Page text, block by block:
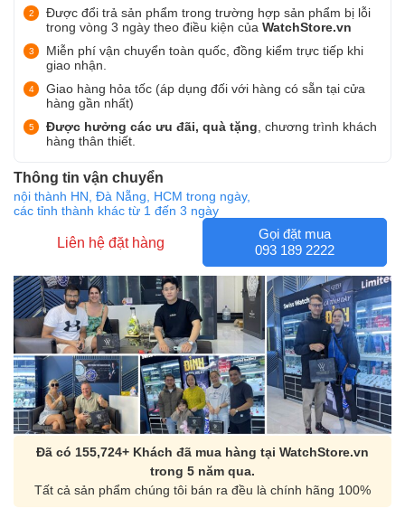
Được đổi trả sản phẩm trong trường hợp sản phẩm bị lỗi
trong vòng 3 ngày theo điều kiện của WatchStore.vn
Miễn phí vận chuyển toàn quốc, đồng kiểm trực tiếp khi
giao nhận.
Giao hàng hỏa tốc (áp dụng đối với hàng có sẵn tại cửa
hàng gần nhất)
Được hưởng các ưu đãi, quà tặng , chương trình khách
hàng thân thiết.
Thông tin vận chuyển
nội thành HN, Đà Nẵng, HCM trong ngày,
các tỉnh thành khác từ 1 đến 3 ngày
Liên hệ đặt hàng
Gọi đặt mua
093 189 2222
Đã có 155,724+ Khách đã mua hàng tại WatchStore.vn
trong 5 năm qua.
Tất cả sản phẩm chúng tôi bán ra đều là chính hãng 100%